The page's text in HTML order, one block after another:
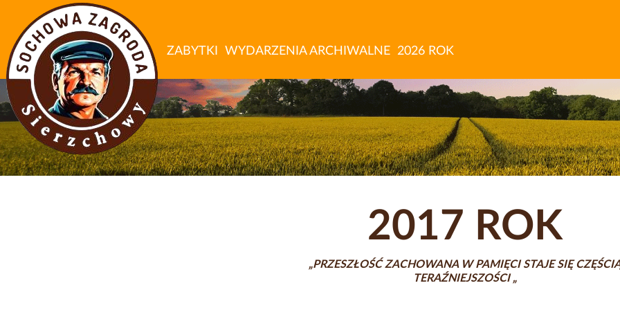
ZABYTKI WYDARZENIA ARCHIWALNE 2026 ROK
2017 ROK
„PRZESZŁOŚĆ ZACHOWANA W PAMIĘCI STAJE SIĘ
TERAŹNIEJSZOŚCI „